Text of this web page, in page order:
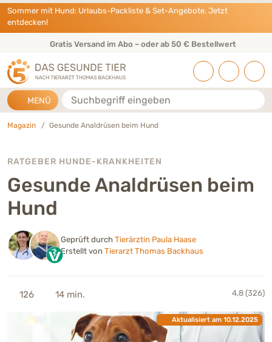
Direkt zu:
INHALT
HAUPTMENÜ
FOOTER
Sommer mit Hund: Urlaubs-Packliste & Set-Angebote. Jetzt
entdecken!
Gratis Versand im Abo – oder ab 50 € Bestellwert
MENÜ Suche
Magazin Gesunde Analdrüsen beim Hund
RATGEBER HUNDE-KRANKHEITEN
Gesunde Analdrüsen beim
Hund
Geprüft durch Tierärztin Paula Haase
Erstellt von Tierarzt Thomas Backhaus
126 14 min. 4,8 (326)
Aktualisiert am 10.12.2025